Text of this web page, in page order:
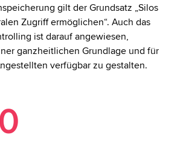
gilt der Grundsatz „Silos
Zugriff ermöglichen“. Auch das
ist darauf angewiesen,
ganzheitlichen Grundlage und für
verfügbar zu gestalten.